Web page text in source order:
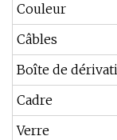
Couleur
Câbles
Boîte de
Cadre
Verre